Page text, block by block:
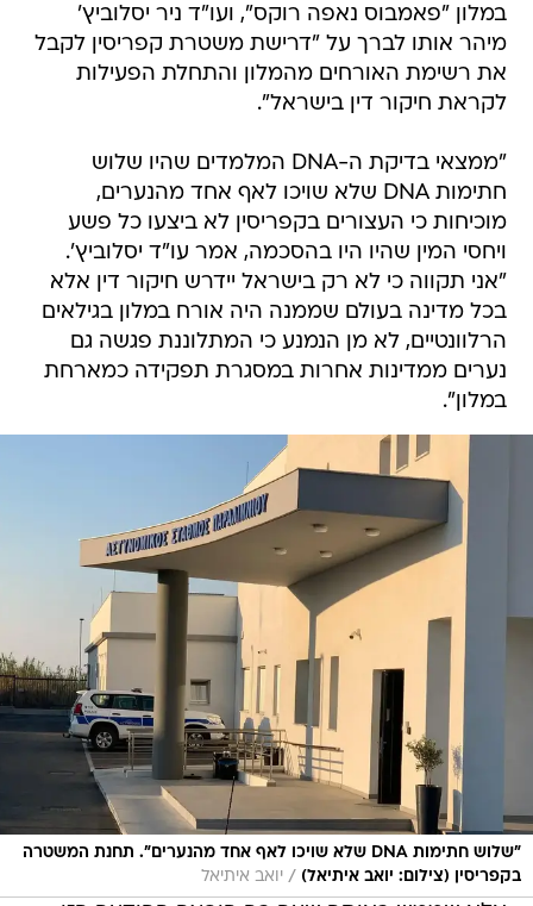
במלון "פאמבוס נאפה רוקס", ועו"ד ניר יסלוביץ'
מיהר אותו לברך על "דרישת משטרת קפריסין לקבל
את רשימת האורחים מהמלון והתחלת הפעילות
לקראת חיקור דין בישראל".
"ממצאי בדיקת ה-DNA המלמדים שהיו שלוש
חתימות DNA שלא שויכו לאף אחד מהנערים,
מוכיחות כי העצורים בקפריסין לא ביצעו כל פשע
ויחסי המין שהיו היו בהסכמה, אמר עו"ד יסלוביץ'.
"אני תקווה כי לא רק בישראל יידרש חיקור דין אלא
בכל מדינה בעולם שממנה היה אורח במלון בגילאים
הרלוונטיים, לא מן הנמנע כי המתלוננת פגשה גם
נערים ממדינות אחרות במסגרת תפקידה כמארחת
במלון".
"שלוש חתימות DNA שלא שויכו לאף אחד מהנערים". תחנת המשטרה
בקפריסין (צילום: יואב איתיאל) / יואב איתיאל